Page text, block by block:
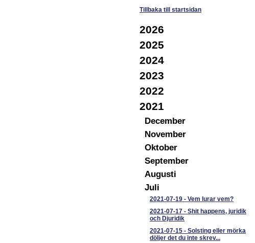
Tillbaka till startsidan
2026
2025
2024
2023
2022
2021
December
November
Oktober
September
Augusti
Juli
2021-07-19 - Vem lurar vem?
2021-07-17 - Shit happens, juridik
och Djuridik
2021-07-15 - Solsting eller mörka
döljer det du inte skrev...